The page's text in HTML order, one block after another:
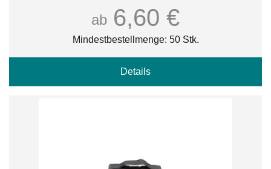
ab 6,60 €
Mindestbestellmenge: 50 Stk.
Details